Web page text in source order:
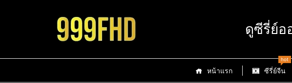
ดูซีรี่ย์อ
หน้าแรก ซีรี่ย์จีน
hot